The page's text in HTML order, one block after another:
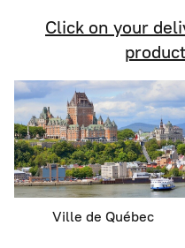
Click on your
Ville de Québec